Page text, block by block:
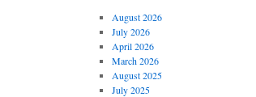
August 2026
July 2026
April 2026
March 2026
August 2025
July 2025